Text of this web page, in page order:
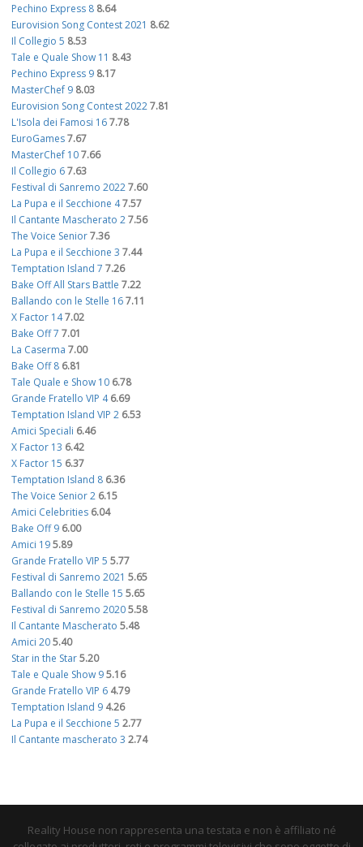
Pechino Express 8 8.64
Eurovision Song Contest 2021 8.62
Il Collegio 5 8.53
Tale e Quale Show 11 8.43
Pechino Express 9 8.17
MasterChef 9 8.03
Eurovision Song Contest 20227.81
L'Isola dei Famosi 167.78
EuroGames7.67
MasterChef 107.66
Il Collegio 67.63
Festival di Sanremo 20227.60
La Pupa e il Secchione 47.57
Il Cantante Mascherato 27.56
The Voice Senior7.36
La Pupa e il Secchione 3 7.44
Temptation Island 7 7.26
Bake Off All Stars Battle 7.22
Ballando con le Stelle 167.11
X Factor 147.02
Bake Off 7 7.01
La Caserma 7.00
Bake Off 8 6.81
Tale Quale e Show 10 6.78
Grande Fratello VIP 4 6.69
Temptation Island VIP 2 6.53
Amici Speciali 6.46
X Factor 13 6.42
X Factor 15 6.37
Temptation Island 8 6.36
The Voice Senior 2 6.15
Amici Celebrities 6.04
Bake Off 9 6.00
Amici 195.89
Grande Fratello VIP 5 5.77
Festival di Sanremo 2021 5.65
Ballando con le Stelle 15 5.65
Festival di Sanremo 20205.58
Il Cantante Mascherato 5.48
Amici 205.40
Star in the Star5.20
Tale e Quale Show 95.16
Grande Fratello VIP 6 4.79
Temptation Island 9 4.26
La Pupa e il Secchione 5 2.77
Il Cantante mascherato 3 2.74
Reality House non rappresenta una testata e non è affiliato né